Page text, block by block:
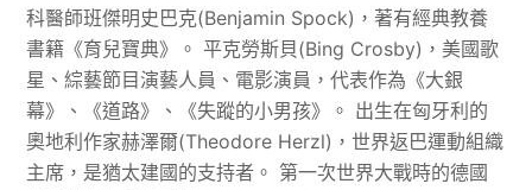
科醫師班傑明史巴克(Benjamin Spock)，著有經典教養
書籍《育兒寶典》。 平克勞斯貝(Bing Crosby)，美國歌
星、綜藝節目演藝人員、電影演員，代表作為《大銀
幕》、《道路》、《失蹤的小男孩》。 出生在匈牙利的
奧地利作家赫澤爾(Theodore Herzl)，世界返巴運動組織
主席，是猶太建國的支持者。 第一次世界大戰時的德國